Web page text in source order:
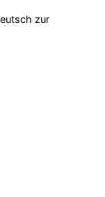
zur